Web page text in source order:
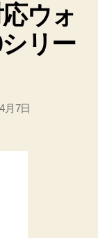
ウォ
リー
月7日